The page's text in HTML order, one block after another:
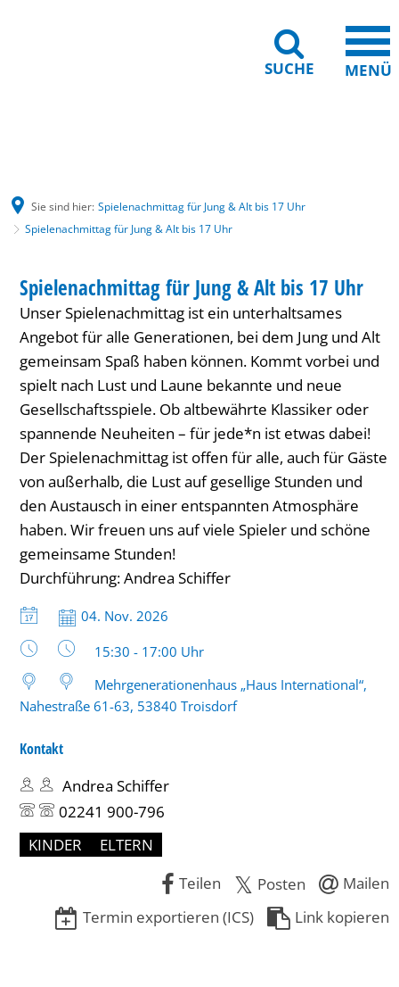
SUCHE MENÜ
Sie sind hier: Spielenachmittag für Jung & Alt bis 17 Uhr
Spielenachmittag für Jung & Alt bis 17 Uhr
für
Jung
Alt
bis
Uhr
KATEGORIE: HAUS INTERNATIONAL
Spielenachmittag für Jung & Alt bis 17 Uhr
Unser Spielenachmittag ist ein unterhaltsames
Angebot für alle Generationen, bei dem Jung und Alt
gemeinsam Spaß haben können. Kommt vorbei und
spielt nach Lust und Laune bekannte und neue
Gesellschaftsspiele. Ob altbewährte Klassiker oder
spannende Neuheiten – für jede*n ist etwas dabei!
Der Spielenachmittag ist offen für alle, auch für Gäste
von außerhalb, die Lust auf gesellige Stunden und
den Austausch in einer entspannten Atmosphäre
haben. Wir freuen uns auf viele Spieler und schöne
gemeinsame Stunden!
Durchführung: Andrea Schiffer
Datum:
04. Nov. 2026
Uhrzeit:
15:30 - 17:00 Uhr
Mehrgenerationenhaus „Haus International“,
Nahestraße 61-63, 53840 Troisdorf
Kontakt
Andrea Schiffer
02241 900-796
KINDER
ELTERN
Teilen
Posten
Mailen
Termin exportieren (ICS)
Link kopieren